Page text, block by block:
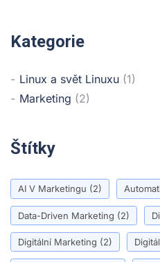
Kategorie
Linux a svět Linuxu (1)
Marketing (2)
Štítky
AI V Marketingu (2)
Data-Driven Marketing (2)
Digitální Marketing (2)